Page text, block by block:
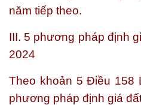
năm tiếp theo.
III. 5 phương pháp định
2024
Theo khoản 5 Điều 158
phương pháp định giá